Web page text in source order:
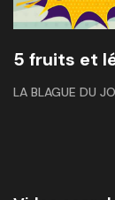
5 fruits et
LA BLAGUE DU